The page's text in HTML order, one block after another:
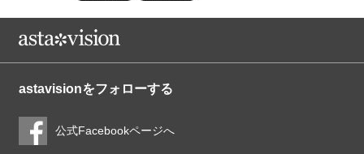
astavisionをフォローする
公式Facebookページへ